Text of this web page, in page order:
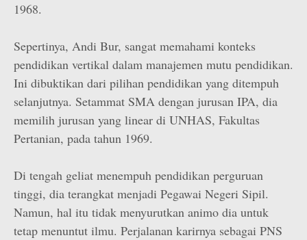
1968.
Sepertinya, Andi Bur, sangat memahami konteks
pendidikan vertikal dalam manajemen mutu pendidikan.
Ini dibuktikan dari pilihan pendidikan yang ditempuh
selanjutnya. Setammat SMA dengan jurusan IPA, dia
memilih jurusan yang linear di UNHAS, Fakultas
Pertanian, pada tahun 1969.
Di tengah geliat menempuh pendidikan perguruan
tinggi, dia terangkat menjadi Pegawai Negeri Sipil.
Namun, hal itu tidak menyurutkan animo dia untuk
tetap menuntut ilmu. Perjalanan karirnya sebagai PNS